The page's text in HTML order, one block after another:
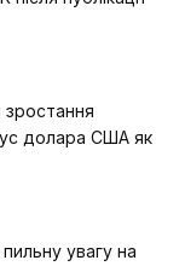
долара США як
увагу на